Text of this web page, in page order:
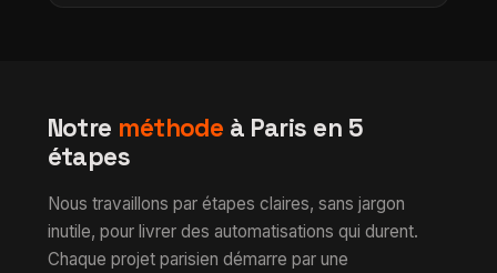
Notre méthode à Paris en 5
étapes
Nous travaillons par étapes claires, sans jargon
inutile, pour livrer des automatisations qui durent.
Chaque projet parisien démarre par une